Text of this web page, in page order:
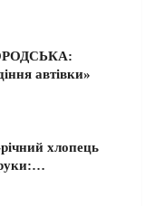
автівки»
хлопець